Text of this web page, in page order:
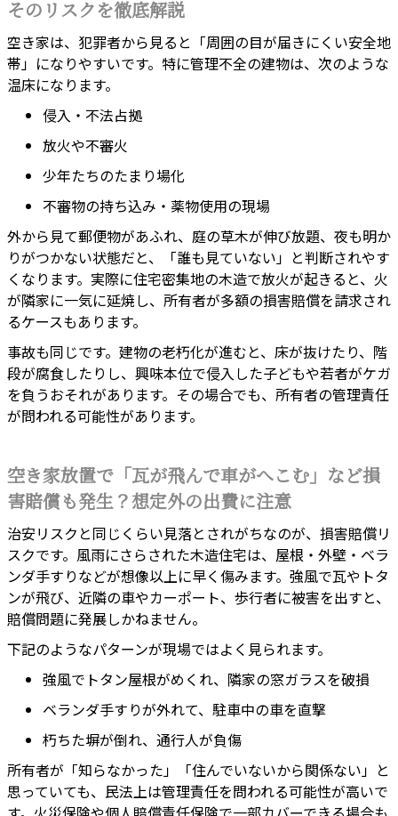
そのリスクを徹底解説
空き家は、犯罪者から見ると「周囲の目が届きにくい安全地
帯」になりやすいです。特に管理不全の建物は、次のような
温床になります。
侵入・不法占拠
放火や不審火
少年たちのたまり場化
不審物の持ち込み・薬物使用の現場
外から見て郵便物があふれ、庭の草木が伸び放題、夜も明か
りがつかない状態だと、「誰も見ていない」と判断されやす
くなります。実際に住宅密集地の木造で放火が起きると、火
が隣家に一気に延焼し、所有者が多額の損害賠償を請求され
るケースもあります。
事故も同じです。建物の老朽化が進むと、床が抜けたり、階
段が腐食したりし、興味本位で侵入した子どもや若者がケガ
を負うおそれがあります。その場合でも、所有者の管理責任
が問われる可能性があります。
空き家放置で「瓦が飛んで車がへこむ」など損
害賠償も発生？想定外の出費に注意
治安リスクと同じくらい見落とされがちなのが、損害賠償リ
スクです。風雨にさらされた木造住宅は、屋根・外壁・ベラ
ンダ手すりなどが想像以上に早く傷みます。強風で瓦やトタ
ンが飛び、近隣の車やカーポート、歩行者に被害を出すと、
賠償問題に発展しかねません。
下記のようなパターンが現場ではよく見られます。
強風でトタン屋根がめくれ、隣家の窓ガラスを破損
ベランダ手すりが外れて、駐車中の車を直撃
朽ちた塀が倒れ、通行人が負傷
所有者が「知らなかった」「住んでいないから関係ない」と
思っていても、民法上は管理責任を問われる可能性が高いで